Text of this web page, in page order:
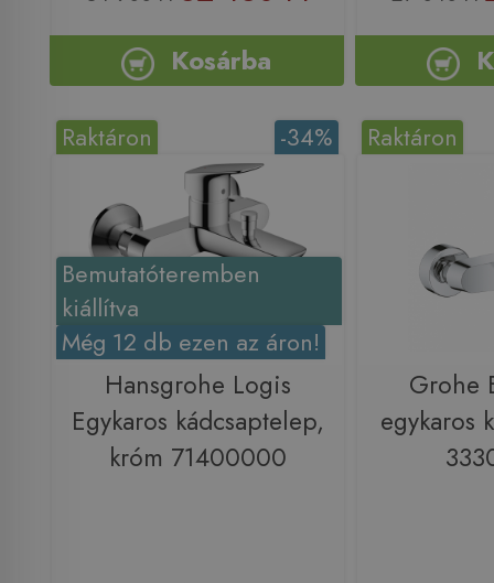
Kosárba
Bemutatóteremben
kiállítva
Még 12 db ezen az áron!
-34%
Raktáron
Hansgrohe Logis
Egykaros kádcsaptelep,
króm 71400000
Raktáron
Grohe
egykaros